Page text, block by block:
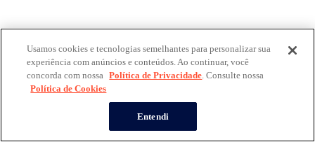
Usamos cookies e tecnologias semelhantes para personalizar sua
experiência com anúncios e conteúdos. Ao continuar, você
concorda com nossa Política de Privacidade. Consulte nossa
Política de Cookies
Entendi